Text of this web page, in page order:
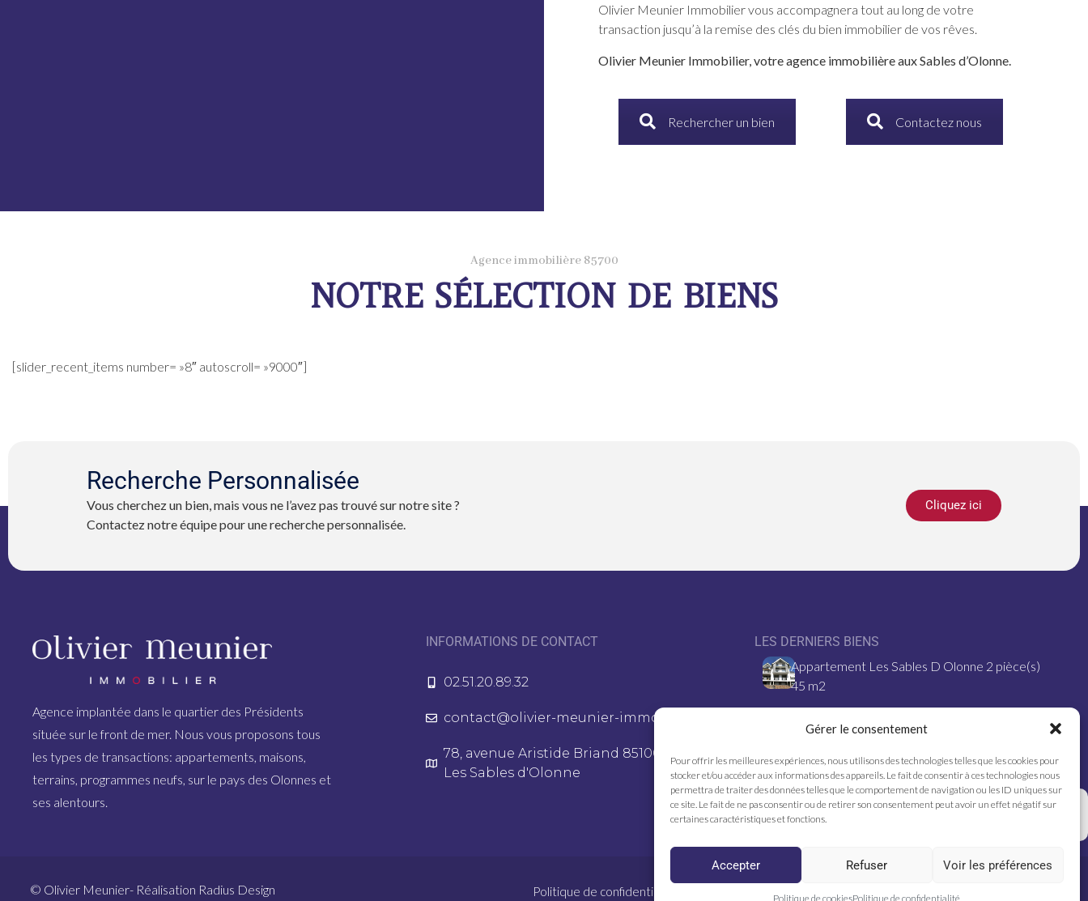
Gérer le consentement
Pour offrir les meilleures expériences, nous utilisons des technologies telles que les cookies pour
stocker et/ou accéder aux informations des appareils. Le fait de consentir à ces technologies nous
permettra de traiter des données telles que le comportement de navigation ou les ID uniques sur
ce site. Le fait de ne pas consentir ou de retirer son consentement peut avoir un effet négatif sur
certaines caractéristiques et fonctions.
Accepter Refuser Voir les préférences
Politique de cookiesPolitique de confidentialité
Olivier Meunier Immobilier vous accompagnera tout au long de votre
transaction jusqu’à la remise des clés du bien immobilier de vos rêves.
Olivier Meunier Immobilier, votre agence immobilière aux Sables d’Olonne.
Rechercher un bien Contactez nous
Agence immobilière 85700
NOTRE SÉLECTION DE BIENS
[slider_recent_items number= »8″ autoscroll= »9000″]
Recherche Personnalisée
Vous cherchez un bien, mais vous ne l’avez pas trouvé sur notre site ?
Contactez notre équipe pour une recherche personnalisée.
Cliquez ici
Agence implantée dans le quartier des Présidents
située sur le front de mer. Nous vous proposons tous
les types de transactions: appartements, maisons,
terrains, programmes neufs, sur le pays des Olonnes et
ses alentours.
INFORMATIONS DE CONTACT
02.51.20.89.32
contact@olivier-meunier-immo.fr
78, avenue Aristide Briand 85100
Les Sables d'Olonne
LES DERNIERS BIENS
Appartement Les Sables D Olonne 2 pièce(s)
45 m2
MAISON- 4 couchages- LES SABLES
D’OLONNE
© Olivier Meunier- Réalisation Radius Design Politique de confidentialité Mentions légales Honoraires Politique de cookies